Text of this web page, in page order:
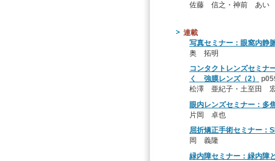
佐藤 信之・神前 あい
連載
写真セミナー：眼窩内静
奥 拓明
コンタクトレンズセミナ
く 強膜レンズ（2）
松澤 亜紀子・土至田
眼内レンズセミナー：多
片岡 卓也
屈折矯正手術セミナー：
岡 義隆
緑内障セミナー：緑内障